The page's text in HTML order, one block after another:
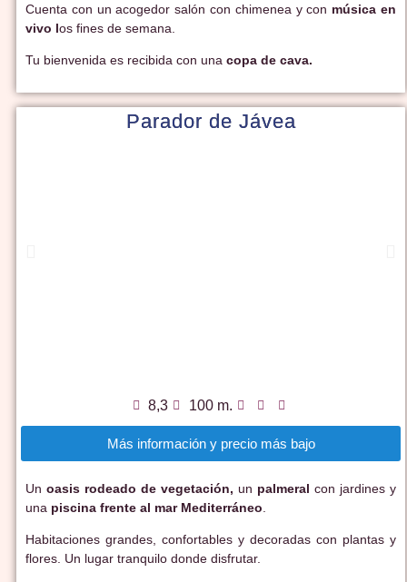
Cuenta con un acogedor salón con chimenea y con música en
vivo los fines de semana.
Tu bienvenida es recibida con una copa de cava.
Parador de Jávea
8,3 100 m.
Más información y precio más bajo
Un oasis rodeado de vegetación, un palmeral con jardines y
una piscina frente al mar Mediterráneo
Habitaciones grandes, confortables y decoradas con plantas y
flores. Un lugar tranquilo donde disfrutar.